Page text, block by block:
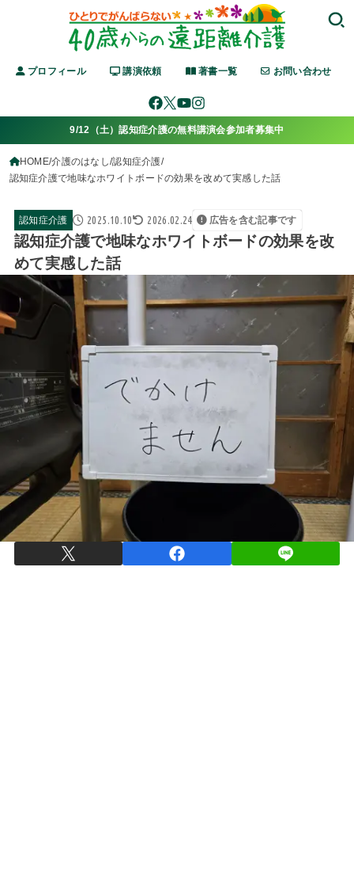
プロフィール 講演依頼 著書一覧 お問い合わせ
9/12（土）認知症介護の無料講演会参加者募集中
HOME 介護のはなし 認知症介護
認知症介護で地味なホワイトボードの効果を改めて実感した話
認知症介護 2025.10.10 2026.02.24 広告を含む記事です
認知症介護で地味なホワイトボードの効果を改
めて実感した話